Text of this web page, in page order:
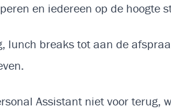
en iedereen op de hoogte
lunch breaks tot aan de
Assistant niet voor terug,